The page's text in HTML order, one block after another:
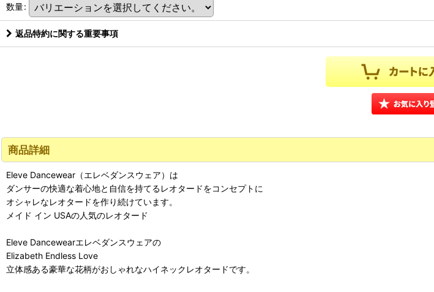
数量:
返品特約に関する重要事項
商品詳細
Eleve Dancewear（エレベダンスウェア）は
ダンサーの快適な着心地と自信を持てるレオタードをコンセプトに
オシャレなレオタードを作り続けています。
メイド イン USAの人気のレオタード
Eleve Dancewearエレベダンスウェアの
Elizabeth Endless Love
立体感ある豪華な花柄がおしゃれなハイネックレオタードです。